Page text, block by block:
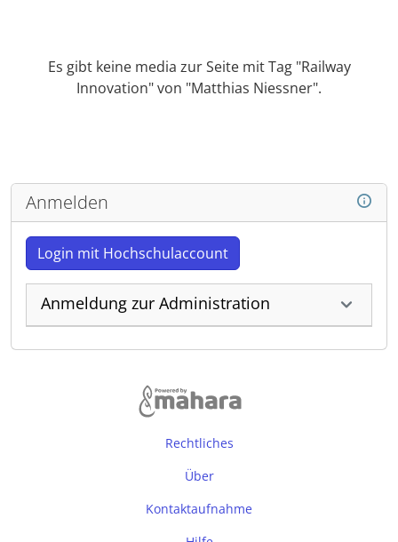
Es gibt keine media zur Seite mit Tag "Railway
Innovation" von "Matthias Niessner".
Anmelden
Login mit Hochschulaccount
Anmeldung zur Administration
Rechtliches
Über
Kontaktaufnahme